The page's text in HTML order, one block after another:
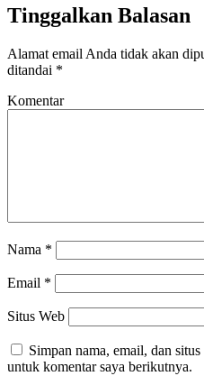
Tinggalkan Balasan
Alamat email Anda tidak akan
ditandai *
Komentar
Nama *
Email *
Situs Web
Simpan nama, email, dan
untuk komentar saya berikutnya.